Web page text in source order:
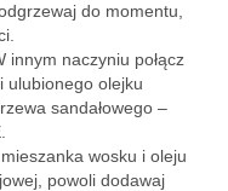
do momentu,
innym naczyniu połącz
ulubionego olejku
sandałowego –
wosku i oleju
powoli dodawaj